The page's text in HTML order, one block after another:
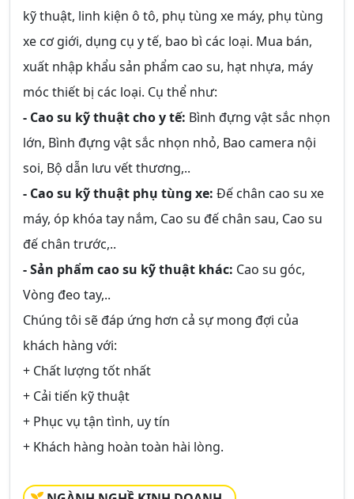
kỹ thuật, linh kiện ô tô, phụ tùng xe máy, phụ tùng
xe cơ giới, dụng cụ y tế, bao bì các loại. Mua bán,
xuất nhập khẩu sản phẩm cao su, hạt nhựa, máy
móc thiết bị các loại. Cụ thể như:
- Cao su kỹ thuật cho y tế: Bình đựng vật sắc nhọn
lớn, Bình đựng vật sắc nhọn nhỏ, Bao camera nội
soi, Bộ dẫn lưu vết thương,..
- Cao su kỹ thuật phụ tùng xe: Đế chân cao su xe
máy, óp khóa tay nắm, Cao su đế chân sau, Cao su
đế chân trước,..
- Sản phẩm cao su kỹ thuật khác: Cao su góc,
Vòng đeo tay,..
Chúng tôi sẽ đáp ứng hơn cả sự mong đợi của
khách hàng với:
+ Chất lượng tốt nhất
+ Cải tiến kỹ thuật
+ Phục vụ tận tình, uy tín
+ Khách hàng hoàn toàn hài lòng.